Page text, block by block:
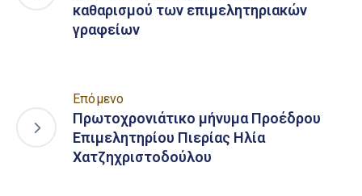
καθαρισμού των επιμελητηριακών
γραφείων
Επόμενο
Πρωτοχρονιάτικο μήνυμα Προέδρου
Επιμελητηρίου Πιερίας Ηλία
Χατζηχριστοδούλου